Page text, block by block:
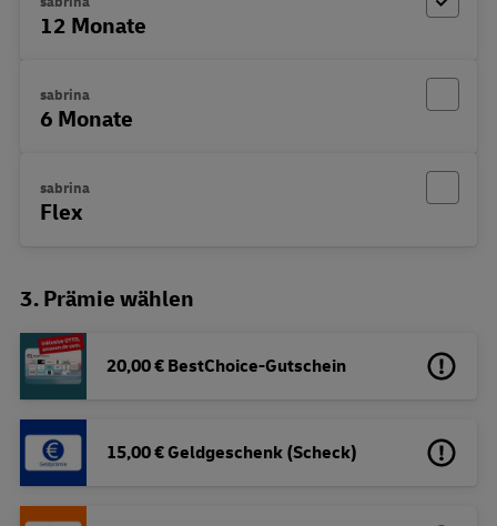
12 Monate
sabrina
6 Monate
sabrina
Flex
3. Prämie wählen
20,00 € BestChoice-Gutschein
15,00 € Geldgeschenk (Scheck)